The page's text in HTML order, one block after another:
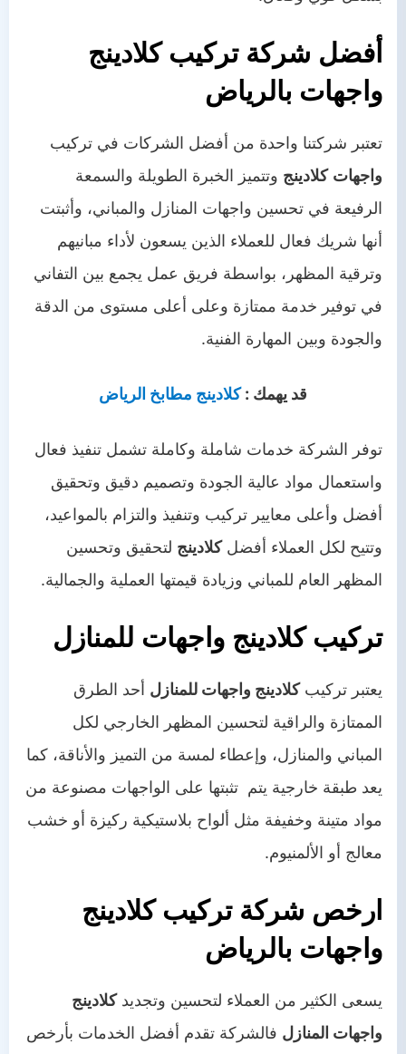
أفضل شركة تركيب كلادينج
واجهات بالرياض
تعتبر شركتنا واحدة من أفضل الشركات في تركيب
واجهات كلادينج وتتميز الخبرة الطويلة والسمعة
الرفيعة في تحسين واجهات المنازل والمباني، وأثبتت
أنها شريك فعال للعملاء الذين يسعون لأداء مبانيهم
وترقية المظهر، بواسطة فريق عمل يجمع بين التفاني
في توفير خدمة ممتازة وعلى أعلى مستوى من الدقة
والجودة وبين المهارة الفنية.
قد يهمك :كلادينج مطابخ الرياض
توفر الشركة خدمات شاملة وكاملة تشمل تنفيذ فعال
واستعمال مواد عالية الجودة وتصميم دقيق وتحقيق
أفضل وأعلى معايير تركيب وتنفيذ والتزام بالمواعيد،
وتتيح لكل العملاء أفضلكلادينج لتحقيق وتحسين
المظهر العام للمباني وزيادة قيمتها العملية والجمالية.
تركيب كلادينج واجهات للمنازل
يعتبر تركيبكلادينج واجهات للمنازل أحد الطرق
الممتازة والراقية لتحسين المظهر الخارجي لكل
المباني والمنازل، وإعطاء لمسة من التميز والأناقة، كما
يعد طبقة خارجية يتم تثبتها على الواجهات مصنوعة من
مواد متينة وخفيفة مثل ألواح بلاستيكية ركيزة أو خشب
معالج أو الألمنيوم.
ارخص شركة تركيب كلادينج
واجهات بالرياض
يسعى الكثير من العملاء لتحسين وتجديدكلادينج
واجهات المنازل فالشركة تقدم أفضل الخدمات بأرخص